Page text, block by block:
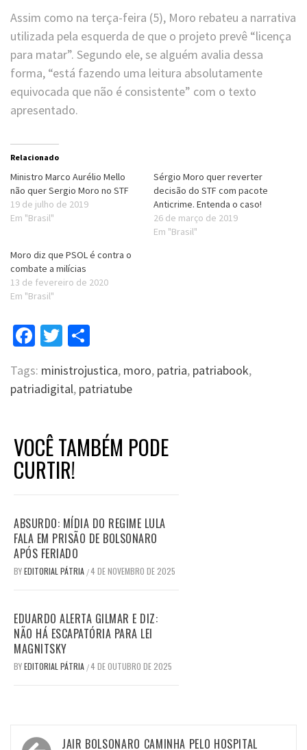
Assim como na terça-feira (5), Moro rebateu a narrativa
utilizada pela esquerda de que o projeto prevê “licença
para matar”. Segundo ele, se alguém avalia dessa
forma, “está fazendo uma leitura absolutamente
equivocada que não é consistente” com o texto
apresentado.
Relacionado
Ministro Marco Aurélio Mello
não quer Sergio Moro no STF
19 de julho de 2019
Em "Brasil"
Sérgio Moro quer reverter
decisão do STF com pacote
Anticrime. Entenda o caso!
26 de março de 2019
Em "Brasil"
Moro diz que PSOL é contra o
combate a milícias
13 de fevereiro de 2020
Em "Brasil"
Facebook
Twitter
Tags: ministrojustica, moro, patria, patriabook,
patriadigital, patriatube
VOCÊ TAMBÉM PODE
CURTIR!
ABSURDO: MÍDIA DO REGIME LULA
FALA EM PRISÃO DE BOLSONARO
APÓS FERIADO
BYEDITORIAL PÁTRIA /4 DE NOVEMBRO DE 2025
EDUARDO ALERTA GILMAR E DIZ:
NÃO HÁ ESCAPATÓRIA PARA LEI
MAGNITSKY
BYEDITORIAL PÁTRIA /4 DE OUTUBRO DE 2025
NavegaçãoJAIR BOLSONARO CAMINHA PELO HOSPITAL